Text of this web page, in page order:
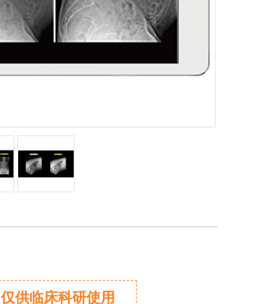
仅供临床科研使用